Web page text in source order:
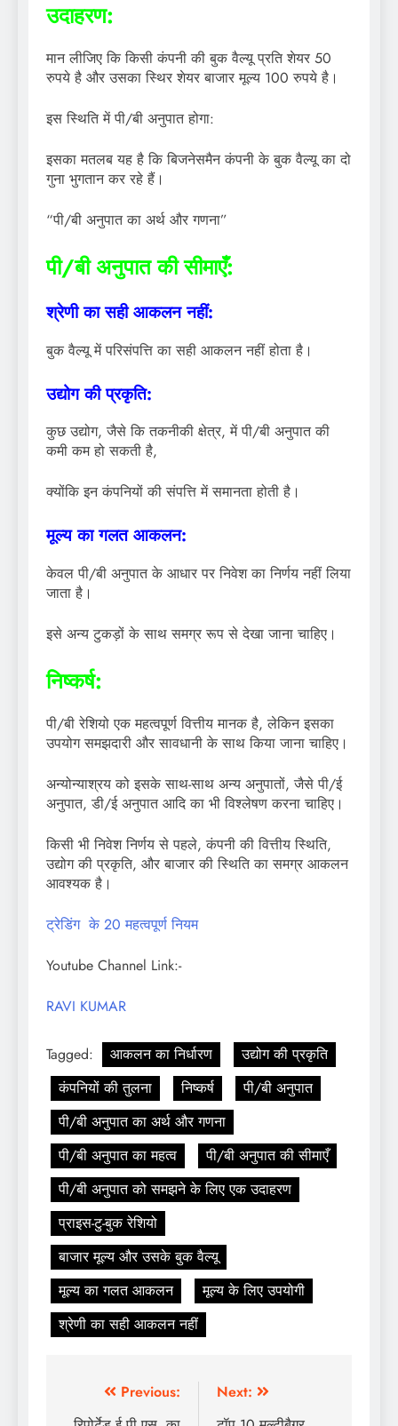
उदाहरण:
मान लीजिए कि किसी कंपनी की बुक वैल्यू प्रति शेयर 50
रुपये है और उसका स्थिर शेयर बाजार मूल्य 100 रुपये है।
इस स्थिति में पी/बी अनुपात होगा:
इसका मतलब यह है कि बिजनेसमैन कंपनी के बुक वैल्यू का दो
गुना भुगतान कर रहे हैं।
“पी/बी अनुपात का अर्थ और गणना”
पी/बी अनुपात की सीमाएँ:
श्रेणी का सही आकलन नहीं:
बुक वैल्यू में परिसंपत्ति का सही आकलन नहीं होता है।
उद्योग की प्रकृति:
कुछ उद्योग, जैसे कि तकनीकी क्षेत्र, में पी/बी अनुपात की
कमी कम हो सकती है,
क्योंकि इन कंपनियों की संपत्ति में समानता होती है।
मूल्य का गलत आकलन:
केवल पी/बी अनुपात के आधार पर निवेश का निर्णय नहीं लिया
जाता है।
इसे अन्य टुकड़ों के साथ समग्र रूप से देखा जाना चाहिए।
निष्कर्ष:
पी/बी रेशियो एक महत्वपूर्ण वित्तीय मानक है, लेकिन इसका
उपयोग समझदारी और सावधानी के साथ किया जाना चाहिए।
अन्योन्याश्रय को इसके साथ-साथ अन्य अनुपातों, जैसे पी/ई
अनुपात, डी/ई अनुपात आदि का भी विश्लेषण करना चाहिए।
किसी भी निवेश निर्णय से पहले, कंपनी की वित्तीय स्थिति,
उद्योग की प्रकृति, और बाजार की स्थिति का समग्र आकलन
आवश्यक है।
ट्रेडिंग के 20 महत्वपूर्ण नियम
Youtube Channel Link:-
RAVI KUMAR
Tagged: आकलन का निर्धारण
उद्योग की प्रकृति
कंपनियों की तुलना
निष्कर्ष
पी/बी अनुपात
पी/बी अनुपात का अर्थ और गणना
पी/बी अनुपात का महत्व
पी/बी अनुपात की सीमाएँ
पी/बी अनुपात को समझने के लिए एक उदाहरण
प्राइस-टु-बुक रेशियो
बाजार मूल्य और उसके बुक वैल्यू
मूल्य का गलत आकलन
मूल्य के लिए उपयोगी
श्रेणी का सही आकलन नहीं
Previous:
Next: